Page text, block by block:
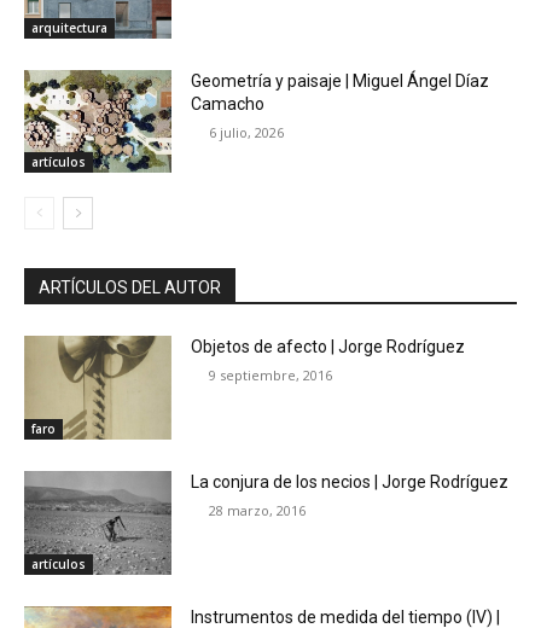
arquitectura
artículos
Geometría y paisaje | Miguel Ángel Díaz
Camacho
6 julio, 2026
ARTÍCULOS DEL AUTOR
faro
Objetos de afecto | Jorge Rodríguez
9 septiembre, 2016
artículos
La conjura de los necios | Jorge Rodríguez
28 marzo, 2016
Instrumentos de medida del tiempo (IV) |